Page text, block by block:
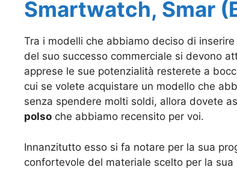
Smartwatch, Smar
Tra i modelli che abbiamo deciso di
del suo successo commerciale si devono
apprese le sue potenzialità resterete a
cui se volete acquistare un modello che
senza spendere molti soldi, allora dovete
polso che abbiamo recensito per voi.
Innanzitutto esso si fa notare per la sua
confortevole del materiale scelto per la